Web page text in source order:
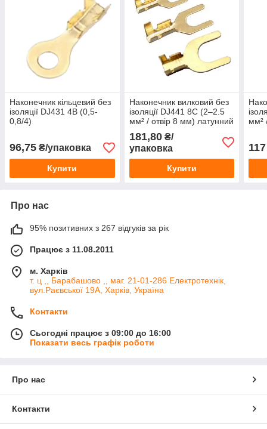
Наконечник кільцевий без
ізоляції DJ431 4В (0,5-
0,8/4)
96,75 ₴/упаковка
Купити
Наконечник вилковий без
ізоляції DJ441 8C (2–2.5
мм² / отвір 8 мм) латунний
181,80₴/
упаковка
Купити
мм²
117
Про нас
95% позитивних з 267 відгуків за рік
Працює з 11.08.2011
м. Харків
т. ц ,, Барабашово ,, маг. 21-01-286 Електротехнік,
вул.Раєвської 19А, Харків, Україна
Контакти
Сьогодні працює з 09:00 до 16:00
Показати весь графік роботи
Про нас
Контакти